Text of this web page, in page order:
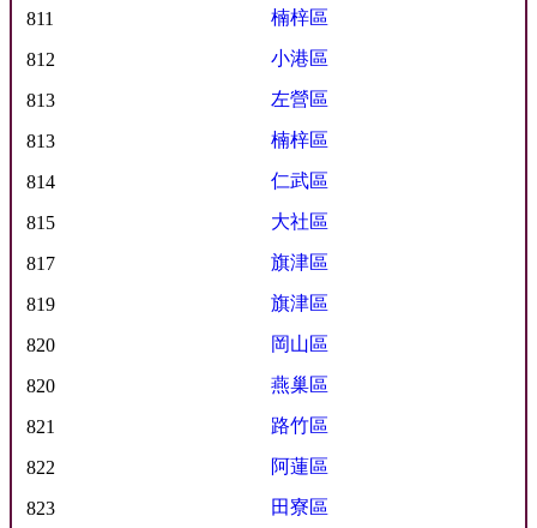
811 楠梓區
812 小港區
813 左營區
813 楠梓區
814 仁武區
815 大社區
817 旗津區
819 旗津區
820 岡山區
820 燕巢區
821 路竹區
822 阿蓮區
823 田寮區